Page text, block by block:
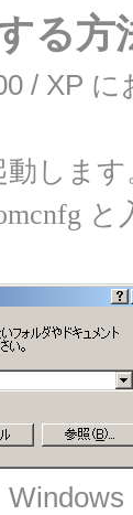
る方
/ XP
しま
と